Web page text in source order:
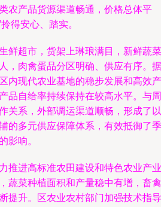
农产品货源渠道畅通，价格总体平
得安心、踏实。
鲜超市，货架上琳琅满目，新鲜蔬菜
，肉禽蛋品分区明确、供应有序。据
内现代农业基地的稳步发展和高效产
品自给率持续保持在较高水平。与周
关系，外部调运渠道顺畅，形成了以
的多元供应保障体系，有效抵御了季
影响。
推进高标准农田建设和特色农业产业
蔬菜种植面积和产量稳中有增，畜禽
提升。区农业农村部门加强技术指导